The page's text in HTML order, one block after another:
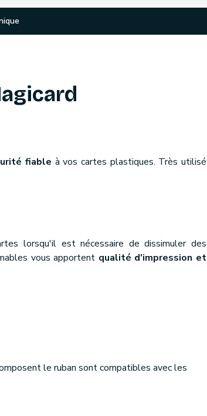
fiable à vos cartes plastiques. Très utilisé
lorsqu'il est nécessaire de dissimuler des
vous apportent qualité d'impression et
le ruban sont compatibles avec les